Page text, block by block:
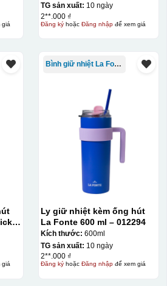
được dán xong (chưa nung)
TG sản xuất: 10 ngày
2**.000 ₫
Đăng kýhoặc Đăng nhậpđể xem giá
Bình giữ nhiệt La Fonte
Ly giữ nhiệt kèm ống hút
La Fonte 600 ml – 012294
Kích thước: 600ml
TG sản xuất: 10 ngày
2**.000 ₫
Đăng kýhoặc Đăng nhậpđể xem giá